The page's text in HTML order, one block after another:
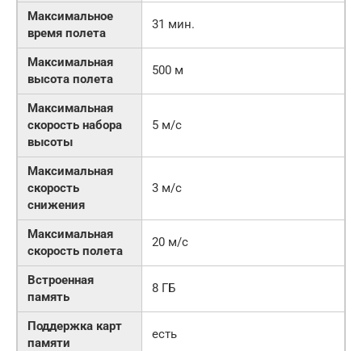
Максимальное
время полета
31 мин.
Максимальная
высота полета
500 м
Максимальная
скорость набора
высоты
5 м/с
Максимальная
скорость
снижения
3 м/с
Максимальная
скорость полета
20 м/с
Встроенная
память
8 ГБ
Поддержка карт
памяти
есть